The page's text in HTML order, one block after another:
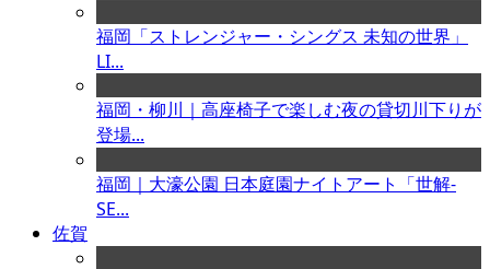
福岡「ストレンジャー・シングス 未知の世界」
LI...
福岡・柳川｜高座椅子で楽しむ夜の貸切川下りが
登場...
福岡｜大濠公園 日本庭園ナイトアート「世解-
SE...
佐賀